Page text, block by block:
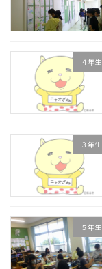
４年生
３年生
５年生